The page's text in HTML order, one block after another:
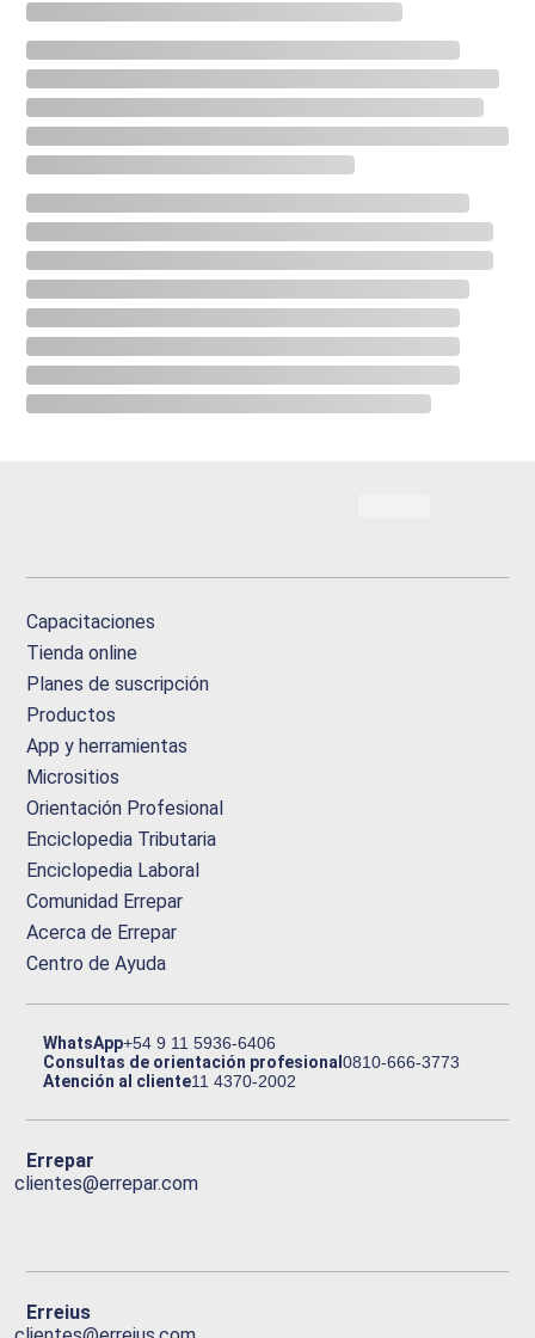
Capacitaciones
Tienda online
Planes de suscripción
Productos
App y herramientas
Micrositios
Orientación Profesional
Enciclopedia Tributaria
Enciclopedia Laboral
Comunidad Errepar
Acerca de Errepar
Centro de Ayuda
WhatsApp+54 9 11 5936-6406
Consultas de orientación profesional0810-666-3773
Atención al cliente11 4370-2002
Errepar
clientes@errepar.com
Erreius